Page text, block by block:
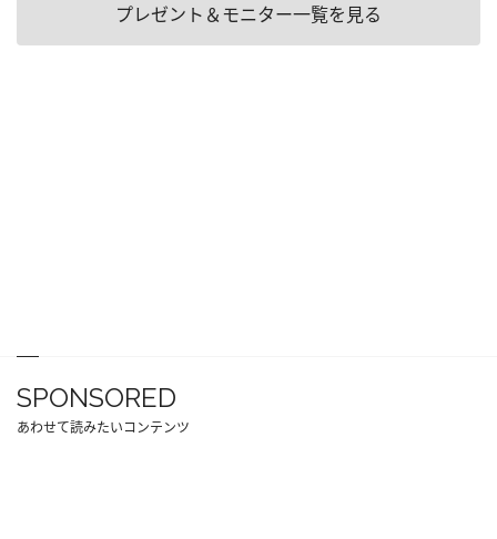
プレゼント＆モニター一覧を見る
SPONSORED
あわせて読みたいコンテンツ